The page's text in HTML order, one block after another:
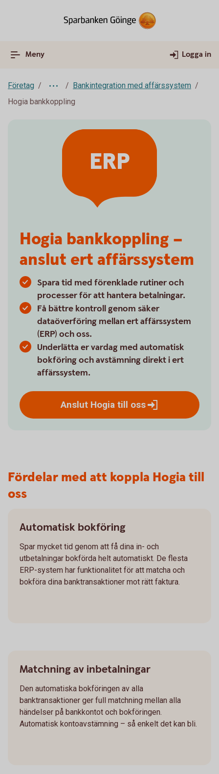
Meny Logga in
Företag
Bankintegration med affärssystem
Hogia bankkoppling
Hogia bankkoppling –
anslut ert affärssystem
Spara tid med förenklade rutiner och
processer för att hantera betalningar.
Få bättre kontroll genom säker
dataöverföring mellan ert affärssystem
(ERP) och oss.
Underlätta er vardag med automatisk
bokföring och avstämning direkt i ert
affärssystem.
Anslut Hogia till oss
ERP
Fördelar med att koppla Hogia till
oss
Automatisk bokföring
Spar mycket tid genom att få dina in- och
utbetalningar bokförda helt automatiskt. De flesta
ERP-system har funktionalitet för att matcha och
bokföra dina banktransaktioner mot rätt faktura.
Matchning av inbetalningar
Den automatiska bokföringen av alla
banktransaktioner ger full matchning mellan alla
händelser på bankkontot och bokföringen.
Automatisk kontoavstämning – så enkelt det kan bli.